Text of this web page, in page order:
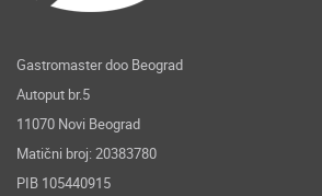
Gastromaster doo Beograd
Autoput br.5
11070 Novi Beograd
Matični broj: 20383780
PIB 105440915